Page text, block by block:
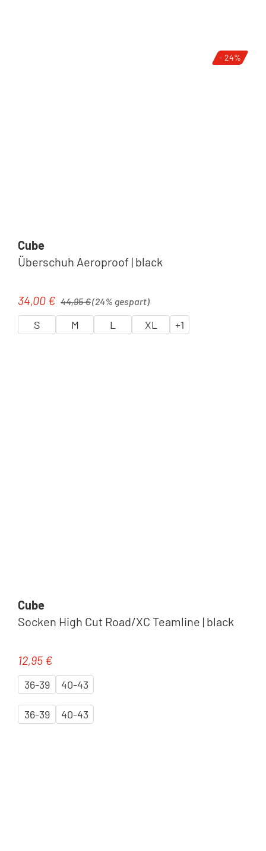
- 24%
Cube
Überschuh Aeroproof | black
Verkaufspreis:
34,00 € Regulärer Preis:
44,95 €(24% gespart)
S M L XL +1
Cube
Socken High Cut Road/XC Teamline | black
Regulärer Preis:
12,95 €
36-39 40-43
36-39 40-43